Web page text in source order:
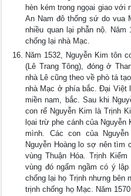
hèn kém trong ngọai giao với
An Nam đô thống sứ do vua
nhiều quan lại phẫn nộ.
chống lại nhà Mạc.
Năm 1532, Nguyễn Kim tôn
(Lê Trang Tông), đóng ở
nhà Lê cũng theo về phò tá
nhà Mạc ở phía bắc. Đại Việt
miền nam, bắc. Sau khi
con rể Nguyễn Kim là Trịnh
lọai trừ phe cánh của
mình. Các con của
Nguyễn Hoàng lo sợ nên tìm
vùng Thuận Hóa. Trịnh
vùng đó ngấm ngầm có ý
chống lại họ Trịnh nhưng bên
trịnh chống họ Mạc. Năm